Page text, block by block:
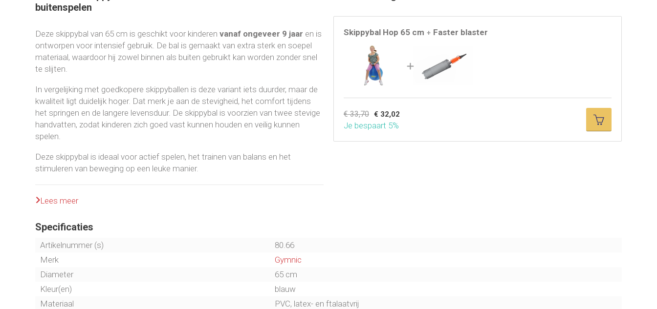
buitenspelen
Deze skippybal van 65 cm is geschikt voor kinderen vanaf ongeveer 9 jaar en is
ontworpen voor intensief gebruik. De bal is gemaakt van extra sterk en soepel
materiaal, waardoor hij zowel binnen als buiten gebruikt kan worden zonder snel
te slijten.
In vergelijking met goedkopere skippyballen is deze variant iets duurder, maar de
kwaliteit ligt duidelijk hoger. Dat merk je aan de stevigheid, het comfort tijdens
het springen en de langere levensduur. De skippybal is voorzien van twee stevige
handvatten, zodat kinderen zich goed vast kunnen houden en veilig kunnen
spelen.
Deze skippybal is ideaal voor actief spelen, het trainen van balans en het
stimuleren van beweging op een leuke manier.
• Zeer duurzaam en slijtvast materiaal
• Voorzien van twee stevige handvatten
Lees meer
Skippybal Hop 65 cm + Faster blaster
€ 33,70 € 32,02
Je bespaart 5%
Specificaties
Artikelnummer (s)
80.66
Merk
Gymnic
Diameter
65 cm
Kleur(en)
blauw
Materiaal
PVC, latex- en ftalaatvrij